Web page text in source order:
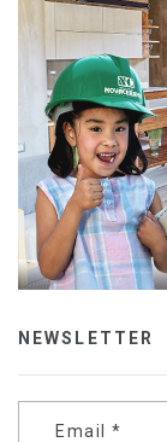
NEWSLETTER
Email *